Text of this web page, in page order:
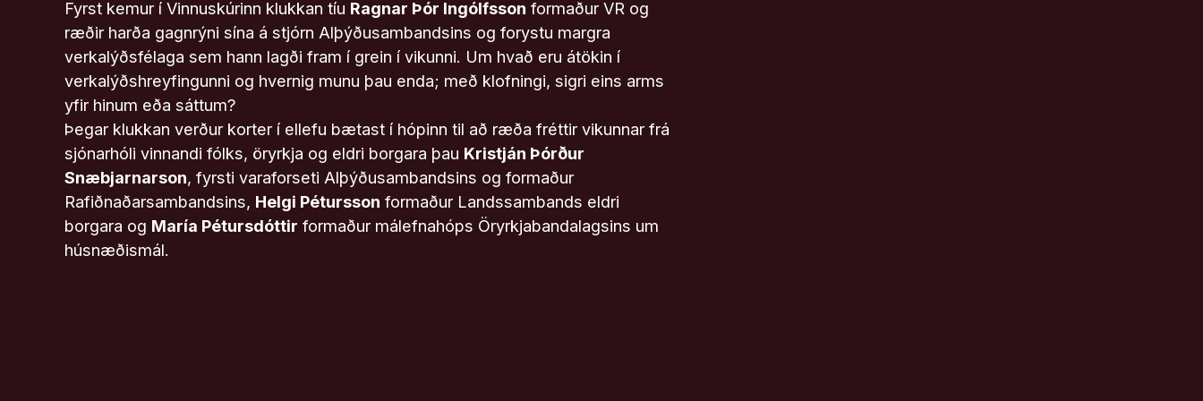
Fyrst kemur í Vinnuskúrinn klukkan tíu Ragnar Þór Ingólfsson formaður VR og
ræðir harða gagnrýni sína á stjórn Alþýðusambandsins og forystu margra
verkalýðsfélaga sem hann lagði fram í grein í vikunni. Um hvað eru átökin í
verkalýðshreyfingunni og hvernig munu þau enda; með klofningi, sigri eins arms
yfir hinum eða sáttum?
Þegar klukkan verður korter í ellefu bætast í hópinn til að ræða fréttir vikunnar frá
sjónarhóli vinnandi fólks, öryrkja og eldri borgara þau Kristján Þórður
Snæbjarnarson, fyrsti varaforseti Alþýðusambandsins og formaður
Rafiðnaðarsambandsins, Helgi Pétursson formaður Landssambands eldri
borgara og María Pétursdóttir formaður málefnahóps Öryrkjabandalagsins um
húsnæðismál.